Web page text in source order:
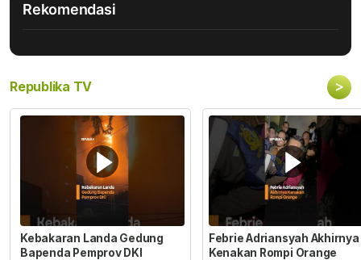
Rekomendasi
Republika TV >
Kebakaran Landa Gedung
Bapenda Pemprov DKI
Febrie Adriansyah Akhirnya
Kenakan Rompi Orange